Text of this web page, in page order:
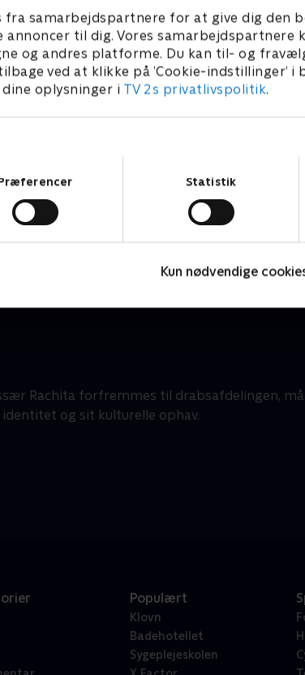
fra samarbejdspartnere for at give dig den
til dig. Vores samarbejdspartnere
og andres platforme. Du kan til- og
ved at klikke på ’Cookie-indstillinger’ i
oplysninger i TV 2s privatlivspolitik.
Statistik
Kun nødvendige
Rachita forfremmes til drabsafdelingen,
og sit kulturelle ophav.
Populært
Klovn
Badehotellet
Sygeplejeskolen